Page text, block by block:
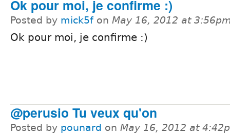
Ok pour moi, je confirme :)
Posted by mick5f on May 16, 2012 at
Ok pour moi, je confirme :)
@perusio Tu veux qu'on
Posted by pounard on May 16, 2012 at